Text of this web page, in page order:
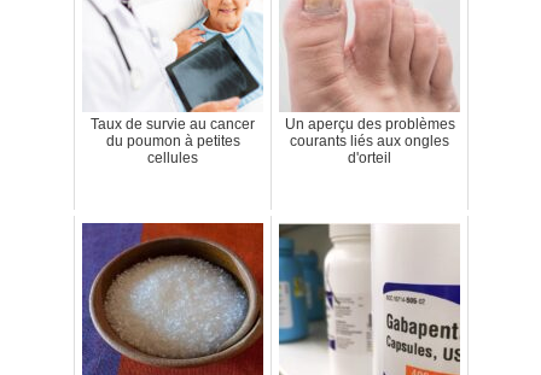
Taux de survie au cancer
du poumon à petites
cellules
Un aperçu des problèmes
courants liés aux ongles
d'orteil